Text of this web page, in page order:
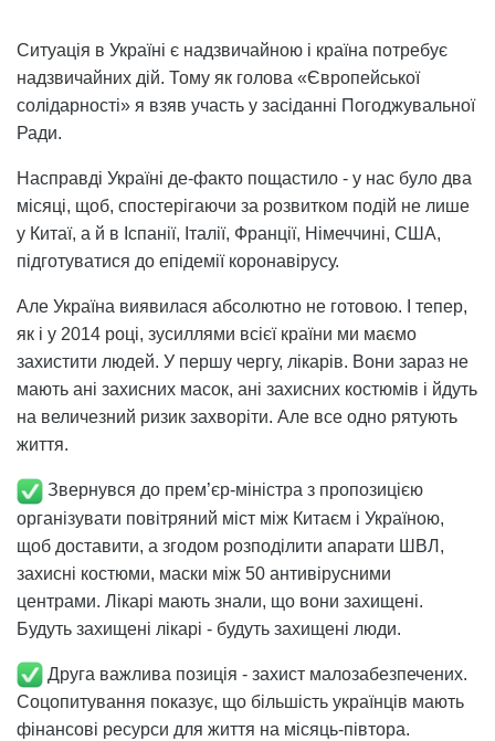
Ситуація в Україні є надзвичайною і країна потребує
надзвичайних дій. Тому як голова «Європейської
солідарності» я взяв участь у засіданні Погоджувальної
Ради.
Насправді Україні де-факто пощастило - у нас було два
місяці, щоб, спостерігаючи за розвитком подій не лише
у Китаї, а й в Іспанії, Італії, Франції, Німеччині, США,
підготуватися до епідемії коронавірусу.
Але Україна виявилася абсолютно не готовою. І тепер,
як і у 2014 році, зусиллями всієї країни ми маємо
захистити людей. У першу чергу, лікарів. Вони зараз не
мають ані захисних масок, ані захисних костюмів і йдуть
на величезний ризик захворіти. Але все одно рятують
життя.
Звернувся до прем’єр-міністра з пропозицією
організувати повітряний міст між Китаєм і Україною,
щоб доставити, а згодом розподілити апарати ШВЛ,
захисні костюми, маски між 50 антивірусними
центрами. Лікарі мають знали, що вони захищені.
Будуть захищені лікарі - будуть захищені люди.
Друга важлива позиція - захист малозабезпечених.
Соцопитування показує, що більшість українців мають
фінансові ресурси для життя на місяць-півтора.